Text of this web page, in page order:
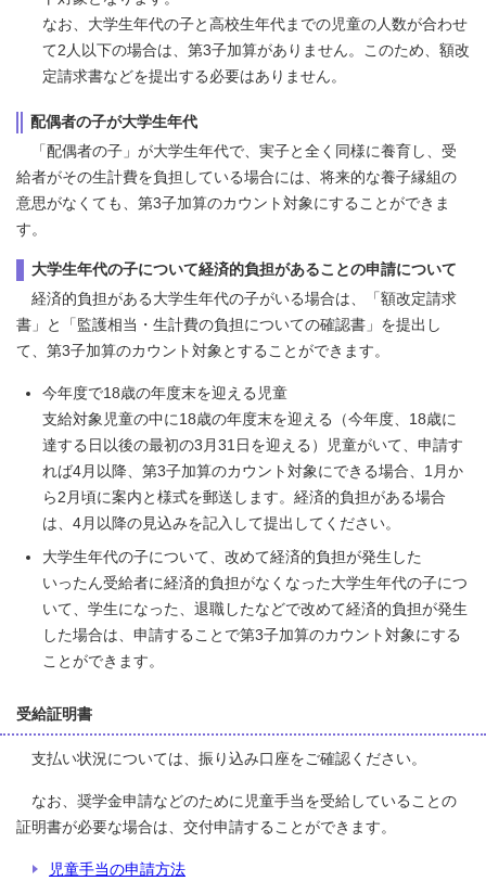
なお、大学生年代の子と高校生年代までの児童の人数が合わせ
て2人以下の場合は、第3子加算がありません。このため、額改
定請求書などを提出する必要はありません。
配偶者の子が大学生年代
「配偶者の子」が大学生年代で、実子と全く同様に養育し、受
給者がその生計費を負担している場合には、将来的な養子縁組の
意思がなくても、第3子加算のカウント対象にすることができま
す。
大学生年代の子について経済的負担があることの申請について
経済的負担がある大学生年代の子がいる場合は、「額改定請求
書」と「監護相当・生計費の負担についての確認書」を提出し
て、第3子加算のカウント対象とすることができます。
今年度で18歳の年度末を迎える児童
支給対象児童の中に18歳の年度末を迎える（今年度、18歳に
達する日以後の最初の3月31日を迎える）児童がいて、申請す
れば4月以降、第3子加算のカウント対象にできる場合、1月か
ら2月頃に案内と様式を郵送します。経済的負担がある場合
は、4月以降の見込みを記入して提出してください。
大学生年代の子について、改めて経済的負担が発生した
いったん受給者に経済的負担がなくなった大学生年代の子につ
いて、学生になった、退職したなどで改めて経済的負担が発生
した場合は、申請することで第3子加算のカウント対象にする
ことができます。
受給証明書
支払い状況については、振り込み口座をご確認ください。
なお、奨学金申請などのために児童手当を受給していることの
証明書が必要な場合は、交付申請することができます。
児童手当の申請方法